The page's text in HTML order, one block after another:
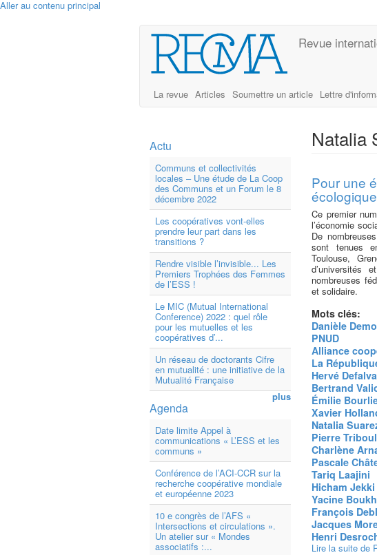
Aller au contenu principal
Revue
La revue Articles Soumettre un article Lettre
Actu
Communs et collectivités
locales – Une étude de La Coop
des Communs et un Forum le 8
décembre 2022
Les coopératives vont-elles
prendre leur part dans les
transitions ?
Rendre visible l’invisible... Les
Premiers Trophées des Femmes
de l’ESS !
Le MIC (Mutual International
Conference) 2022 : quel rôle
pour les mutuelles et les
coopératives d’...
Un réseau de doctorants Cifre
en mutualité : une initiative de la
Mutualité Française
plus
Agenda
Date limite Appel à
communications « L’ESS et les
communs »
Conférence de l’ACI-CCR sur la
recherche coopérative mondiale
et européenne 2023
10 e congrès de l’AFS «
Intersections et circulations ».
Un atelier sur « Mondes
associatifs :...
Natalia
Pour une
écologique
Ce premier
l’économie
De
sont tenues
Toulouse,
d’universités
nombreuses
et solidaire.
Mots clés:
Danièle
PNUD
Alliance
La
Hervé
Bertrand
Émilie
Xavier
Natalia
Pierre
Charlène
Pascale
Tariq Laajini
Hicham Jekki
Yacine
François
Jacques
Henri
Lire la suite de